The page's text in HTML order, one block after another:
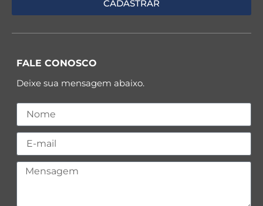
FALE CONOSCO
Deixe sua mensagem abaixo.